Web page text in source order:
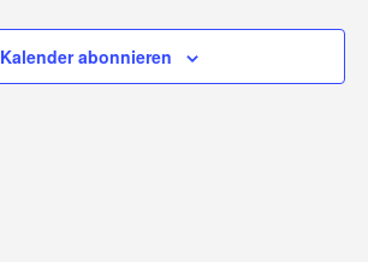
Kalender abonnieren